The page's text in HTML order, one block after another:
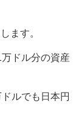
ます。
ドル分の資産
ルでも日本円